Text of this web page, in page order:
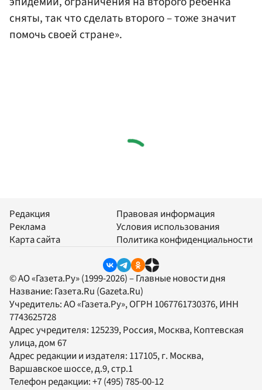
сняты, так что сделать второго – тоже значит
помочь своей стране».
Редакция
Реклама
Карта сайта
Правовая информация
Условия использования
Политика конфиденциальности
© АО «Газета.Ру» (1999-2026) – Главные новости дня
Название: Газета.Ru (Gazeta.Ru)
Учредитель:АО «Газета.Ру», ОГРН 1067761730376, ИНН
7743625728
Адрес учредителя: 125239, Россия, Москва, Коптевская
улица, дом 67
Адрес редакции и издателя: 117105, г. Москва,
Варшавское шоссе, д.9, стр.1
Телефон редакции:+7 (495) 785-00-12